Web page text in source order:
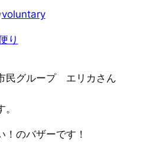
voluntary
り
民グループ エリカさん
のバザーです！